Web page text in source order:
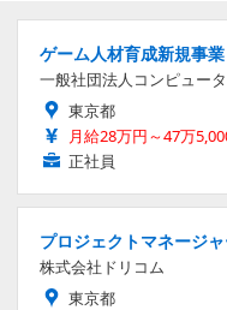
ゲーム人材育成新規事
一般社団法人コンピュー
東京都
月給28万円～47万
正社員
プロジェクトマネージャ
株式会社ドリコム
東京都